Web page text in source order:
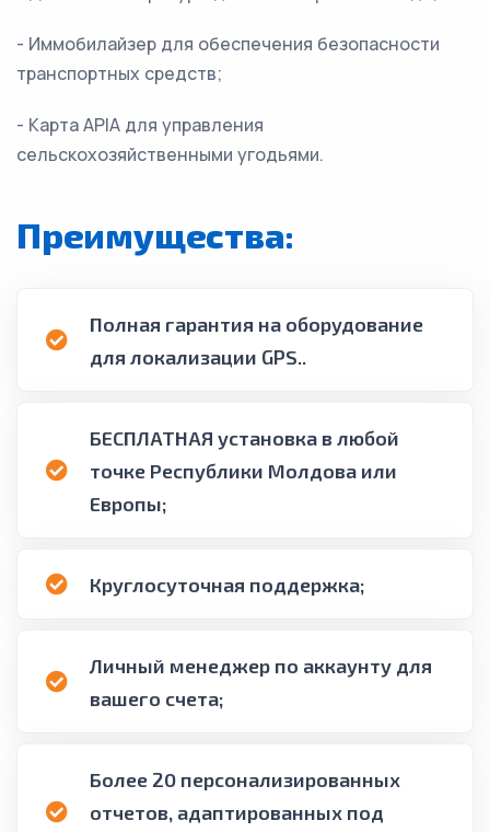
- Иммобилайзер для обеспечения безопасности
транспортных средств;
- Карта APIA для управления
сельскохозяйственными угодьями.
Преимущества:
Полная гарантия на оборудование
для локализации GPS..
БЕСПЛАТНАЯ установка в любой
точке Республики Молдова или
Европы;
Круглосуточная поддержка;
Личный менеджер по аккаунту для
вашего счета;
Более 20 персонализированных
отчетов, адаптированных под